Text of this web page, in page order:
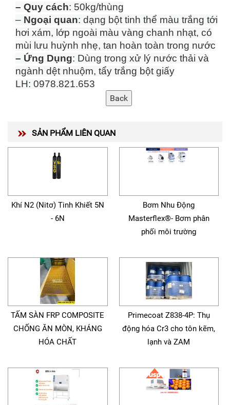
– Quy cách: 50kg/thùng
– Ngoại quan: dạng bột tinh thể màu trắng tới
hơi xám, lớp ngoài màu vàng chanh nhạt, có
mùi lưu huỳnh nhẹ, tan hoàn toàn trong nước
– Ứng Dụng: Dùng trong xử lý nước thải và
ngành dệt nhuộm, tẩy trắng bột giấy
LH: 0978.821.653
SẢN PHẨM LIÊN QUAN
Khí N2 (Nitơ) Tinh Khiết 5N
- 6N
Bơm Nhu Động
Masterflex®- Bơm phân
phối môi trường
TẤM SÀN FRP COMPOSITE
CHỐNG ĂN MÒN, KHÁNG
HÓA CHẤT
Primecoat Z838-4P: Thụ
động hóa Cr3 cho tôn kẽm,
lạnh và ZAM